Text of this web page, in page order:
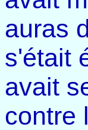
auras
s'était
avait
contre